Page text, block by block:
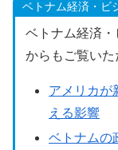
ベトナム経済・ビ
ベトナム経済
からもご覧いた
アメリカが
える影響
ベトナムの